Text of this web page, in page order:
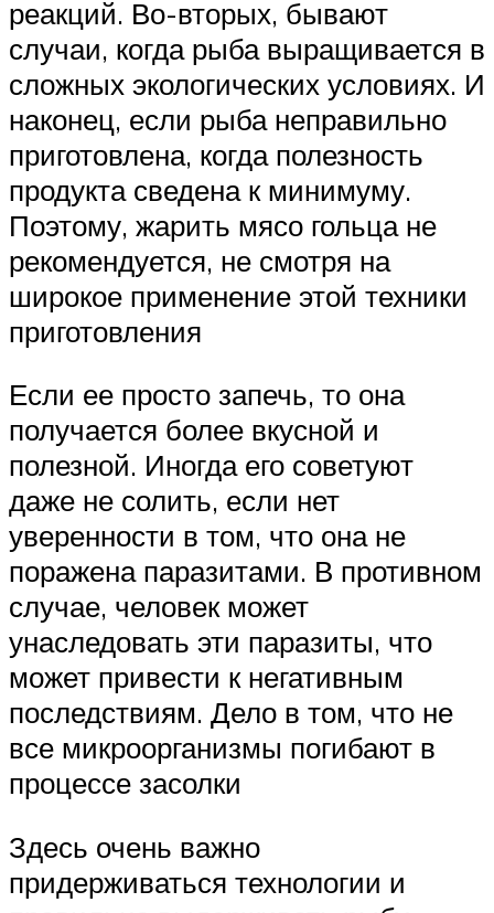
реакций. Во-вторых, бывают
случаи, когда рыба выращивается в
сложных экологических условиях. И
наконец, если рыба неправильно
приготовлена, когда полезность
продукта сведена к минимуму.
Поэтому, жарить мясо гольца не
рекомендуется, не смотря на
широкое применение этой техники
приготовления
Если ее просто запечь, то она
получается более вкусной и
полезной. Иногда его советуют
даже не солить, если нет
уверенности в том, что она не
поражена паразитами. В противном
случае, человек может
унаследовать эти паразиты, что
может привести к негативным
последствиям. Дело в том, что не
все микроорганизмы погибают в
процессе засолки
Здесь очень важно
придерживаться технологии и